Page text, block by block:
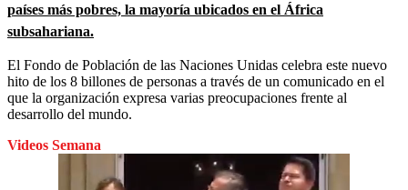
países más pobres, la mayoría ubicados en el África
subsahariana.
El Fondo de Población de las Naciones Unidas celebra este nuevo
hito de los 8 billones de personas a través de un comunicado en el
que la organización expresa varias preocupaciones frente al
desarrollo del mundo.
Videos Semana